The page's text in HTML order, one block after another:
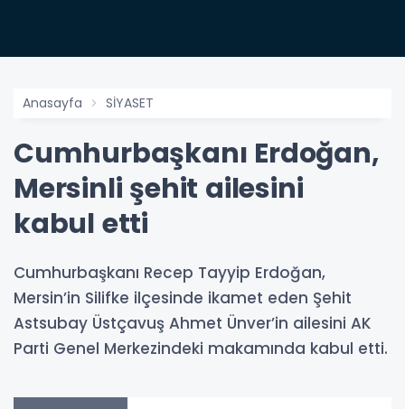
Anasayfa SİYASET
Cumhurbaşkanı Erdoğan,
Mersinli şehit ailesini
kabul etti
Cumhurbaşkanı Recep Tayyip Erdoğan,
Mersin’in Silifke ilçesinde ikamet eden Şehit
Astsubay Üstçavuş Ahmet Ünver’in ailesini AK
Parti Genel Merkezindeki makamında kabul etti.